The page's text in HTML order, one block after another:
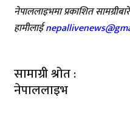
नेपाललाइभमा प्रकाशित
हामीलाई
सामाग्री श्रोत :
नेपाललाइभ